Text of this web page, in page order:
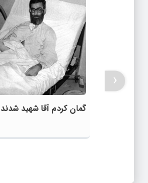
گمان کردم آقا شهید شدند
‹